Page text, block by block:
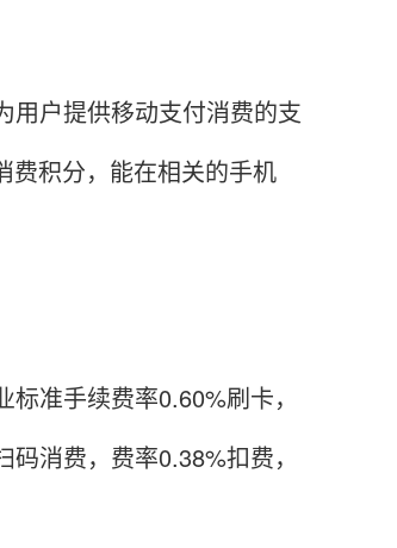
用户提供移动支付消费的支
费积分，能在相关的手机
准手续费率0.60%刷卡，
消费，费率0.38%扣费，